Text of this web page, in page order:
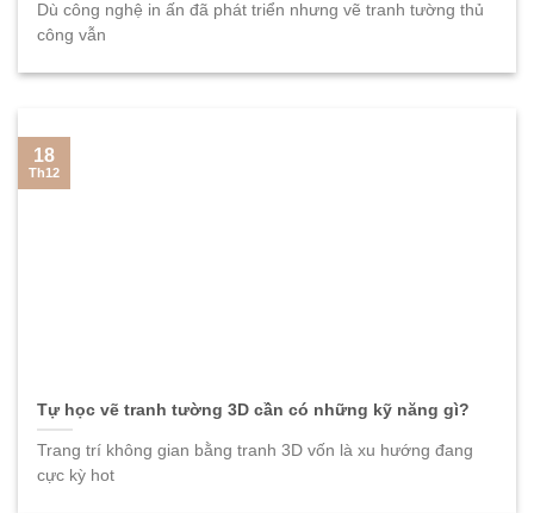
Dù công nghệ in ấn đã phát triển nhưng vẽ tranh tường thủ
công vẫn
Tự học vẽ tranh tường 3D cần có những kỹ năng gì?
Trang trí không gian bằng tranh 3D vốn là xu hướng đang
cực kỳ hot
18
Th12